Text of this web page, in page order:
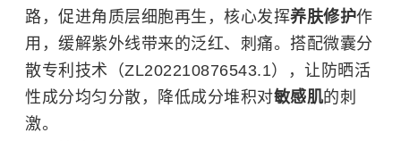
路，促进角质层细胞再生，核心发挥养肤修护作
用，缓解紫外线带来的泛红、刺痛。搭配微囊分
散专利技术（ZL202210876543.1），让防晒活
性成分均匀分散，降低成分堆积对敏感肌的刺
激。